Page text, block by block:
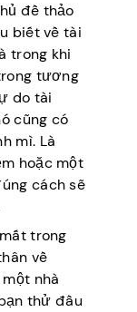
đề thảo
biết về tài
trong khi
tương
do tài
cũng có
mì. Là
hoặc một
cách sẽ
trong
về
nhà
thử đầu